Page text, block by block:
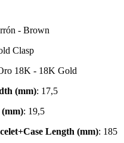
- Brown
Clasp
18K - 18K Gold
(mm): 17,5
: 19,5
Length (mm): 185